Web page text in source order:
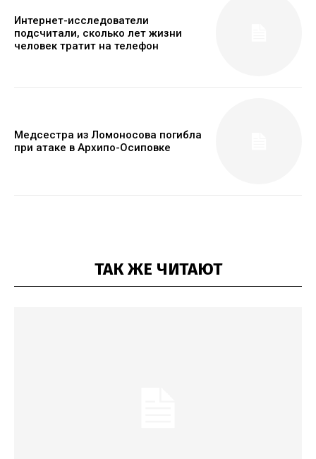
Интернет-исследователи
подсчитали, сколько лет жизни
человек тратит на телефон
Медсестра из Ломоносова погибла
при атаке в Архипо-Осиповке
ТАК ЖЕ ЧИТАЮТ